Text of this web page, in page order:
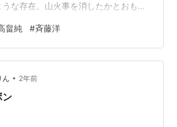
な存在。山火事を消したかとおもえ
ぎつねは、二百年くらいいきている
百年くらいいきている三百年きつね
ず、いろいろなものに ばけることが
ぱをお金にかえても、すぐに ばれて
ぎつねや、三百年きつねの未熟なし
畠純 #斉藤洋
ん • 2年前
ン